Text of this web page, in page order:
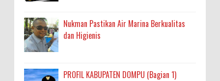
Nukman Pastikan Air Marina Berkualitas
dan Higienis
PROFIL KABUPATEN DOMPU (Bagian 1)